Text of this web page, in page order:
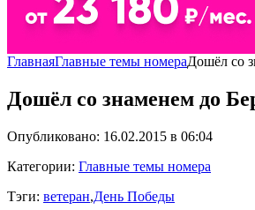
ГлавнаяГлавные темы номераДошёл со
Дошёл со знаменем до
Опубликовано: 16.02.2015 в 06:04
Категории: Главные темы номера
Тэги: ветеран,День Победы